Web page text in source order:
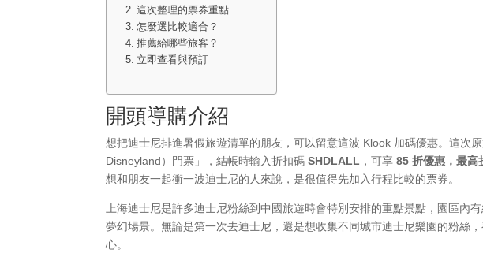
這次整理的票券重點
怎麼選比較適合？
推薦給哪些旅客？
立即查看與預訂
開頭導購介紹
想把迪士尼排進暑假旅遊清單的朋友，可以留意這波 Klook 加碼優惠。這次
Disneyland）門票」，結帳時輸入折扣碼SHDLALL ，可享85 折優惠，最高
想和朋友一起衝一波迪士尼的人來說，是很值得先加入行程比較的票券。
上海迪士尼是許多迪士尼粉絲到中國旅遊時會特別安排的重點景點，園區內
夢幻場景。無論是第一次去迪士尼，還是想收集不同城市迪士尼樂園的粉絲
心。